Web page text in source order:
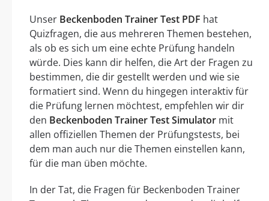
Unser Beckenboden Trainer Test PDF hat
Quizfragen, die aus mehreren Themen bestehen,
als ob es sich um eine echte Prüfung handeln
würde. Dies kann dir helfen, die Art der Fragen zu
bestimmen, die dir gestellt werden und wie sie
formatiert sind. Wenn du hingegen interaktiv für
die Prüfung lernen möchtest, empfehlen wir dir
den Beckenboden Trainer Test Simulator mit
allen offiziellen Themen der Prüfungstests, bei
dem man auch nur die Themen einstellen kann,
für die man üben möchte.
In der Tat, die Fragen für Beckenboden Trainer